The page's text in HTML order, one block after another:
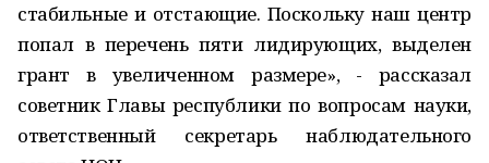
стабильные и отстающие. Поскольку наш центр
попал в перечень пяти лидирующих, выделен
грант в увеличенном размере», - рассказал
советник Главы республики по вопросам науки,
ответственный секретарь наблюдательного